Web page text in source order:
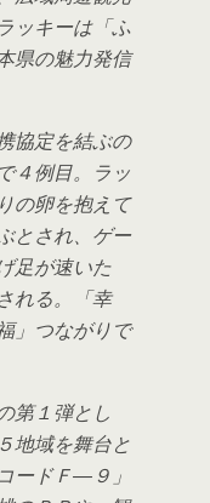
ッキーは「ふ
県の魅力発信
協定を結ぶの
４例目。ラッ
の卵を抱えて
とされ、ゲー
足が速いた
れる。「幸
」つながりで
第１弾とし
地域を舞台と
ードＦ―９」